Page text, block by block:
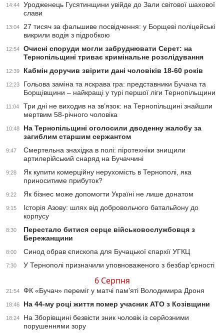
14:44
Уродженець Гусятинщини увійде до Зали світової шахової
слави
13:04
27 тисяч за фальшиве посвідчення: у Борщеві поліцейські
викрили водія з підробкою
12:54
Очисні споруди могли забруднювати Серет: на
Тернопільщині триває кримінальне розслідування
12:39 Кабмін доручив звірити дані чоловіків 18-60 років
12:23
Гольова заміна та яскрава гра: представники Бучача та
Борщівщини – найкращі у турі першої ліги Тернопільщини
11:04
Три дні не виходив на зв’язок: на Тернопільщині знайшли
мертвим 58-річного чоловіка
10:48
На Тернопільщині оголосили дводенну жалобу за
загиблим старшим сержантом
9:47
Смертельна знахідка в полі: піротехніки знищили
артилерійський снаряд на Бучаччині
9:28
Як купити комерційну нерухомість в Тернополі, яка
приноситиме прибуток?
9:22 Як бізнес може допомогти Україні не лише донатом
9:15
Історія Азову: шлях від добровольчого батальйону до
корпусу
8:30
Перестало битися серце військовослужбовця з
Бережанщини
8:00 Синод обрав єпископа для Бучацької єпархії УГКЦ
7:30 У Тернополі призначили уповноваженого з безбар’єрності
6 Серпня
21:54 ФК «Бучач» переміг у матчі пам’яті Володимира Дроня
18:46 На 44-му році життя помер учасник АТО з Козівщини
18:24
На Зборівщині безвісти зник чоловік із серйозними
порушеннями зору